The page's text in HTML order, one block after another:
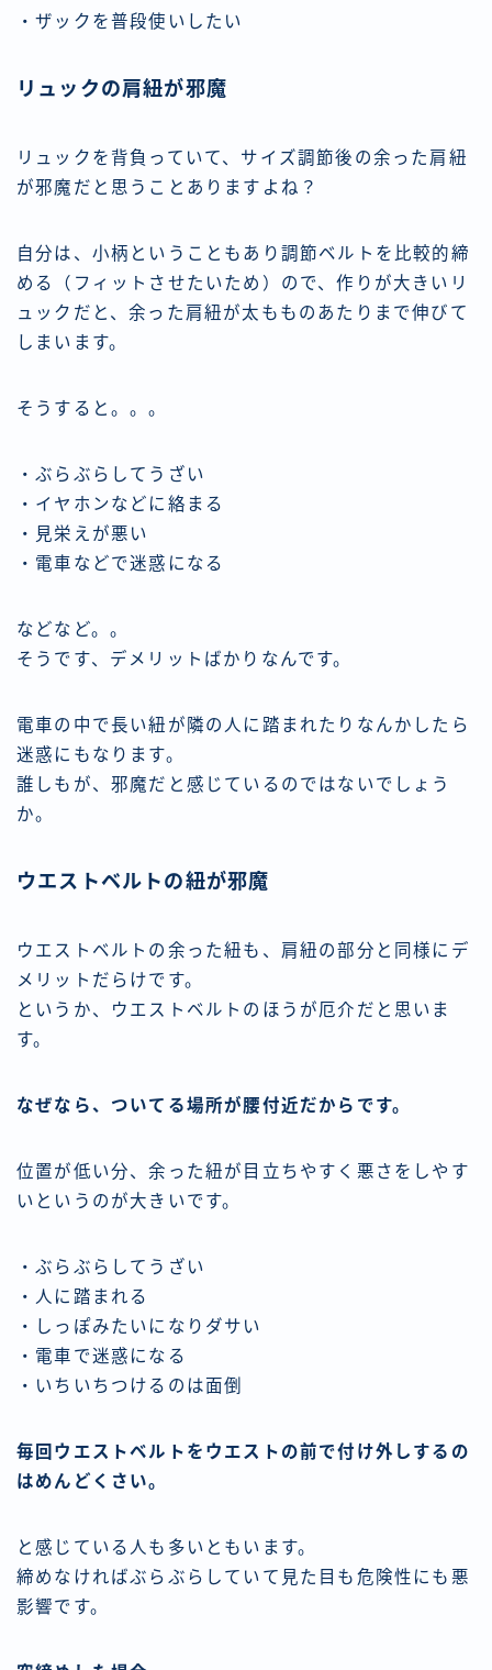
・ザックを普段使いしたい
リュックの肩紐が邪魔
リュックを背負っていて、サイズ調節後の余った肩紐
が邪魔だと思うことありますよね？
自分は、小柄ということもあり調節ベルトを比較的締
める（フィットさせたいため）ので、作りが大きいリ
ュックだと、余った肩紐が太もものあたりまで伸びて
しまいます。
そうすると。。。
・ぶらぶらしてうざい
・イヤホンなどに絡まる
・見栄えが悪い
・電車などで迷惑になる
などなど。。
そうです、デメリットばかりなんです。
電車の中で長い紐が隣の人に踏まれたりなんかしたら
迷惑にもなります。
誰しもが、邪魔だと感じているのではないでしょう
か。
ウエストベルトの紐が邪魔
ウエストベルトの余った紐も、肩紐の部分と同様にデ
メリットだらけです。
というか、ウエストベルトのほうが厄介だと思いま
す。
なぜなら、ついてる場所が腰付近だからです。
位置が低い分、余った紐が目立ちやすく悪さをしやす
いというのが大きいです。
・ぶらぶらしてうざい
・人に踏まれる
・しっぽみたいになりダサい
・電車で迷惑になる
・いちいちつけるのは面倒
毎回ウエストベルトをウエストの前で付け外しするの
はめんどくさい。
と感じている人も多いともいます。
締めなければぶらぶらしていて見た目も危険性にも悪
影響です。